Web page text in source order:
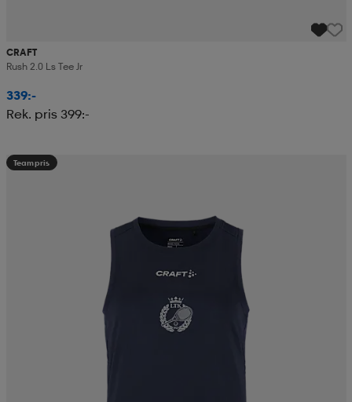
CRAFT
Rush 2.0 Ls Tee Jr
339:-
Rek. pris 399:-
Teampris